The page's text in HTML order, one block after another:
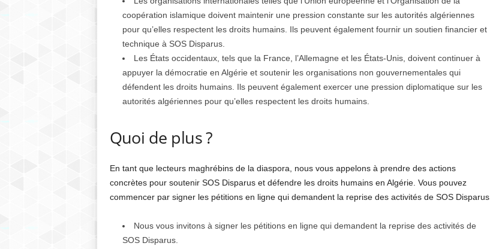
coopération islamique doivent maintenir une pression constante sur les autorités algériennes
pour qu’elles respectent les droits humains. Ils peuvent également fournir un soutien financier et
technique à SOS Disparus.
Les États occidentaux, tels que la France, l’Allemagne et les États-Unis, doivent continuer à
appuyer la démocratie en Algérie et soutenir les organisations non gouvernementales qui
défendent les droits humains. Ils peuvent également exercer une pression diplomatique sur les
autorités algériennes pour qu’elles respectent les droits humains.
Quoi de plus ?
En tant que lecteurs maghrébins de la diaspora, nous vous appelons à prendre des actions
concrètes pour soutenir SOS Disparus et défendre les droits humains en Algérie. Vous pouvez
commencer par signer les pétitions en ligne qui demandent la reprise des activités de SOS Disparus.
Nous vous invitons à signer les pétitions en ligne qui demandent la reprise des activités de
SOS Disparus.